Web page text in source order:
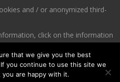
and / or anonymized third-
click on the information
that we give you the best
you continue to use this site we
you are happy with it.